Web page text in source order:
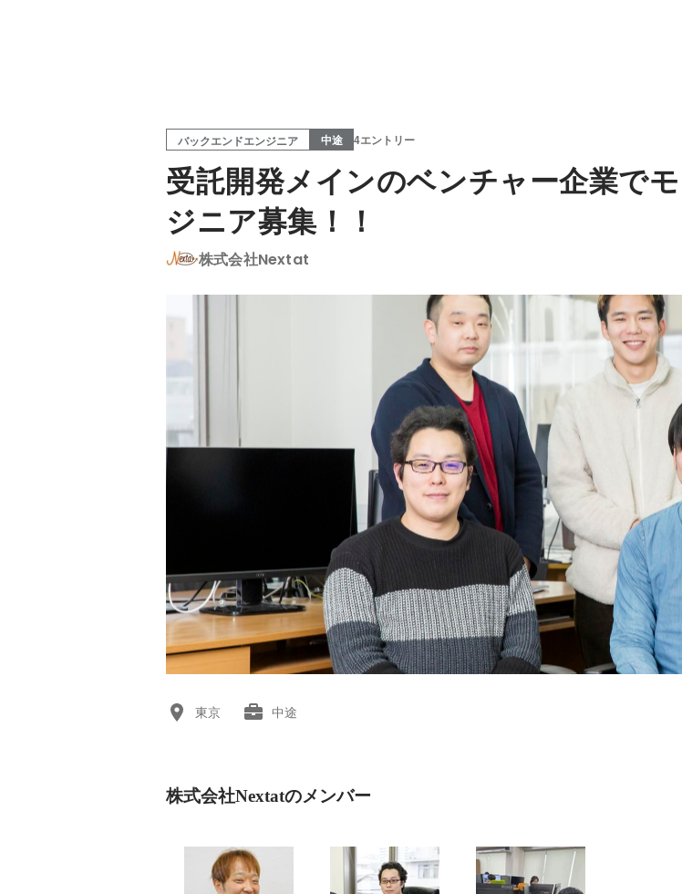
バックエンドエンジニア 中途 4エントリー
受託開発メインのベンチャー企業で
ジニア募集！！
株式会社Nextat
東京 中途
株式会社Nextatのメンバー